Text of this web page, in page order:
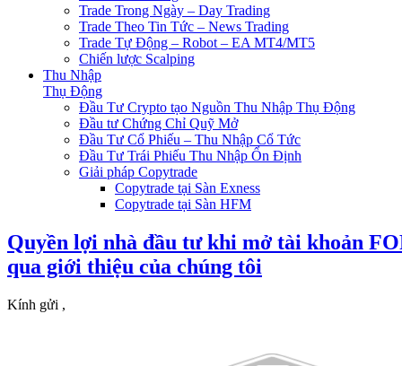
Trade Trong Ngày – Day Trading
Trade Theo Tin Tức – News Trading
Trade Tự Động – Robot – EA MT4/MT5
Chiến lược Scalping
Thu Nhập
Thụ Động
Đầu Tư Crypto tạo Nguồn Thu Nhập Thụ Động
Đầu tư Chứng Chỉ Quỹ Mở
Đầu Tư Cổ Phiếu – Thu Nhập Cổ Tức
Đầu Tư Trái Phiếu Thu Nhập Ổn Định
Giải pháp Copytrade
Copytrade tại Sàn Exness
Copytrade tại Sàn HFM
Quyền lợi nhà đầu tư khi mở tài khoản
qua giới thiệu của chúng tôi
Kính gửi ,